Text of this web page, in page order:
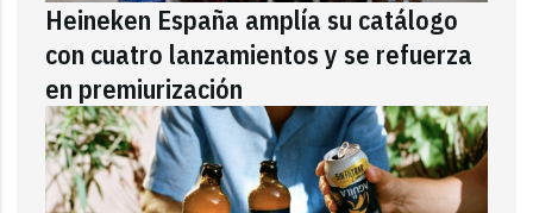
Heineken España amplía su catálogo
con cuatro lanzamientos y se refuerza
en premiurización